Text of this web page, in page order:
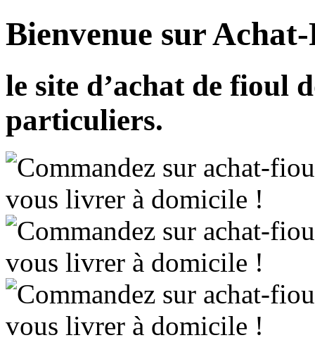
Bienvenue sur
le site d’achat de fioul
particuliers.